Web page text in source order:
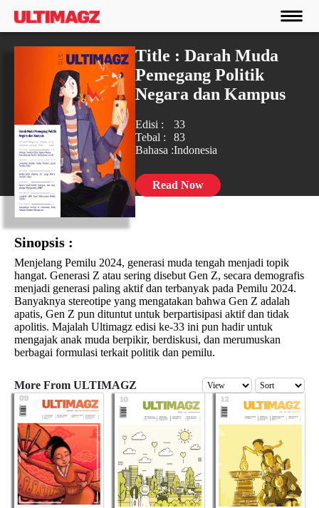
Title : Darah Muda
Pemegang Politik
Negara dan Kampus
Edisi :
33
Tebal :
83
Bahasa :Indonesia
Read Now
Sinopsis :
Menjelang Pemilu 2024, generasi muda tengah menjadi topik
hangat. Generasi Z atau sering disebut Gen Z, secara demografis
menjadi generasi paling aktif dan terbanyak pada Pemilu 2024.
Banyaknya stereotipe yang mengatakan bahwa Gen Z adalah
apatis, Gen Z pun dituntut untuk berpartisipasi aktif dan tidak
apolitis. Majalah Ultimagz edisi ke-33 ini pun hadir untuk
mengajak anak muda berpikir, berdiskusi, dan merumuskan
berbagai formulasi terkait politik dan pemilu.
More From ULTIMAGZ